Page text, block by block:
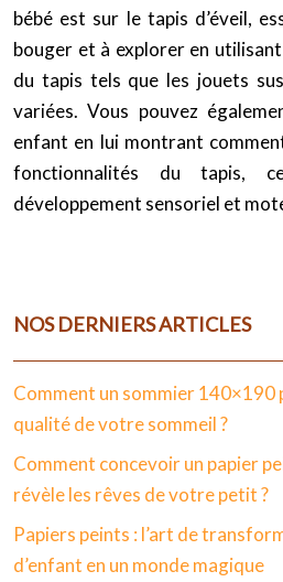
bébé est sur le tapis d’éveil,
bouger et à explorer en
du tapis tels que les jouets
variées. Vous pouvez
enfant en lui montrant
fonctionnalités du tapis,
développement sensoriel et
NOS DERNIERS ARTICLES
Comment un sommier 140×190
qualité de votre sommeil ?
Comment concevoir un papier
révèle les rêves de votre petit ?
Papiers peints : l’art de
d’enfant en un monde magique